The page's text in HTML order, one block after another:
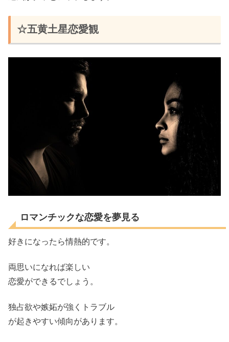
☆五黄土星恋愛観
ロマンチックな恋愛を夢見る
好きになったら情熱的です。
両思いになれば楽しい
恋愛ができるでしょう。
独占欲や嫉妬が強くトラブル
が起きやすい傾向があります。